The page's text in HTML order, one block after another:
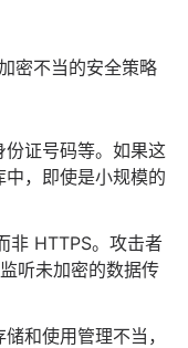
密不当的安全策略
份证号码等。如果这
，即使是小规模的
非 HTTPS。攻击者
听未加密的数据传
和使用管理不当，